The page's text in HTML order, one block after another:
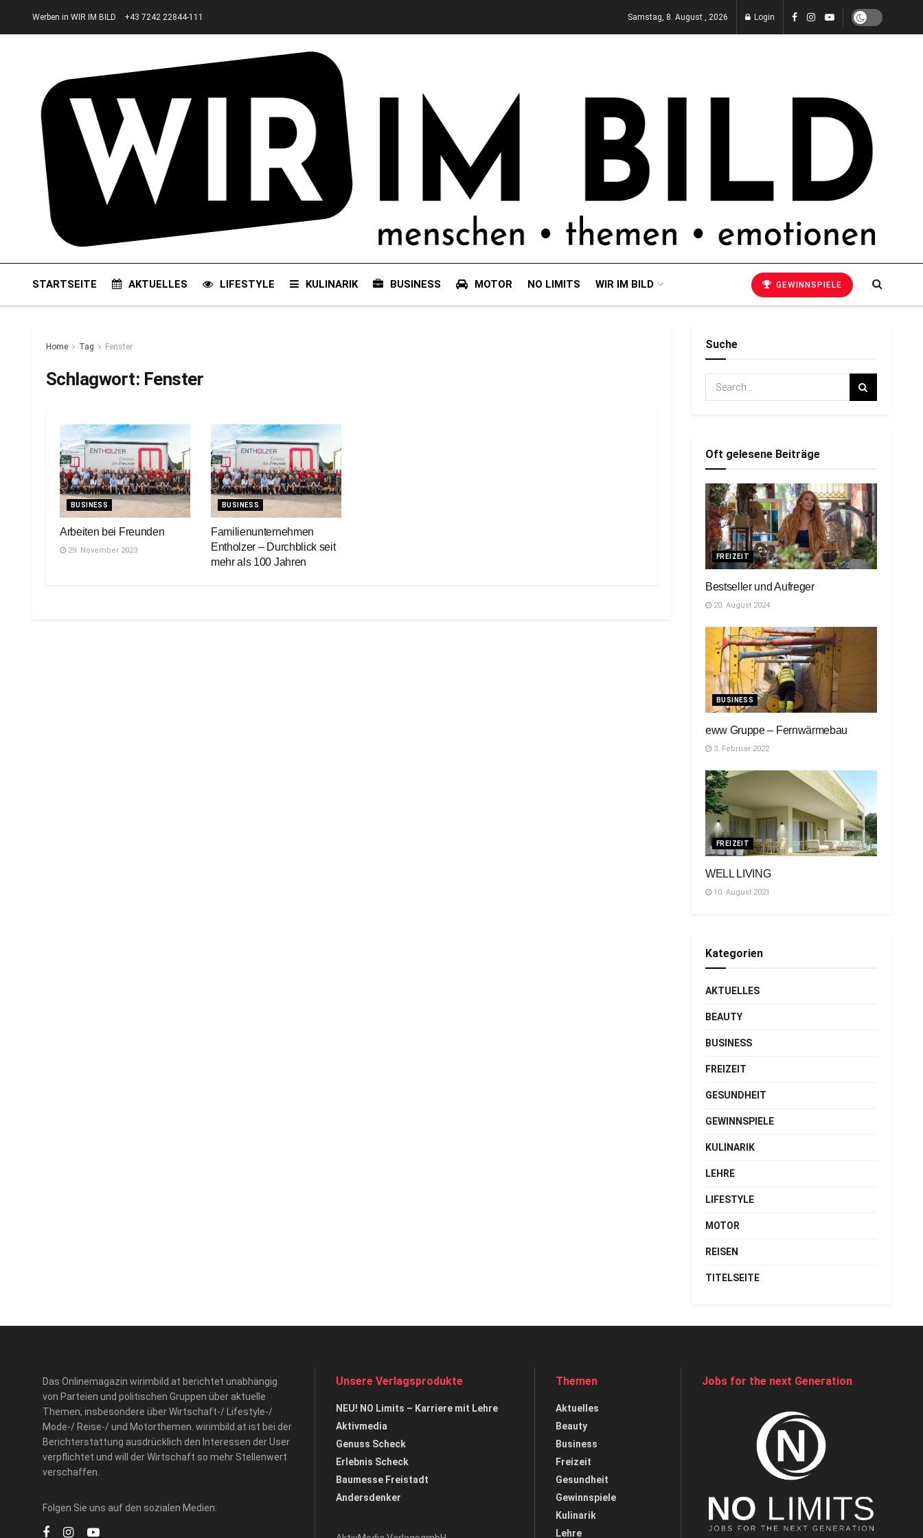
Werben in WIR IM BILD +43 7242 22844-111 Samstag, 8. August , 2026 Login
STARTSEITE AKTUELLES LIFESTYLE KULINARIK BUSINESS MOTOR NO LIMITS WIR IM BILD GEWINNSPIELE
Home Tag Fenster
Schlagwort: Fenster
BUSINESS
Arbeiten bei Freunden
29. November 2023
BUSINESS
Familienunternehmen
Entholzer – Durchblick seit
mehr als 100 Jahren
Suche
Oft gelesene Beiträge
FREIZEIT
Bestseller und Aufreger
20. August 2024
BUSINESS
eww Gruppe – Fernwärmebau
3. Februar 2022
FREIZEIT
WELL LIVING
10. August 2021
Kategorien
AKTUELLES
BEAUTY
BUSINESS
FREIZEIT
GESUNDHEIT
GEWINNSPIELE
KULINARIK
LEHRE
LIFESTYLE
MOTOR
REISEN
TITELSEITE
Das Onlinemagazin wirimbild.at berichtet unabhängig
von Parteien und politischen Gruppen über aktuelle
Themen, insbesondere über Wirtschaft-/ Lifestyle-/
Mode-/ Reise-/ und Motorthemen. wirimbild.at ist bei der
Berichterstattung ausdrücklich den Interessen der User
verpflichtet und will der Wirtschaft so mehr Stellenwert
verschaffen.
Folgen Sie uns auf den sozialen Medien:
Unsere Verlagsprodukte
NEU! NO Limits – Karriere mit Lehre
Aktivmedia
Genuss Scheck
Erlebnis Scheck
Baumesse Freistadt
Andersdenker
Themen
Aktuelles
Beauty
Business
Freizeit
Gesundheit
Gewinnspiele
Kulinarik
Lehre
Jobs for the next Generation